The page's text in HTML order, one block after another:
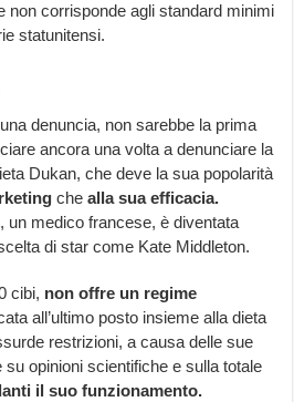
non corrisponde agli standard minimi
statunitensi.
denuncia, non sarebbe la prima
ancora una volta a denunciare la
Dukan, che deve la sua popolarità
chealla sua efficacia.
un medico francese, è diventata
di star come Kate Middleton.
cibi, non offre un regime
all’ultimo posto insieme alla dieta
restrizioni, a causa delle sue
opinioni scientifiche e sulla totale
il suo funzionamento.